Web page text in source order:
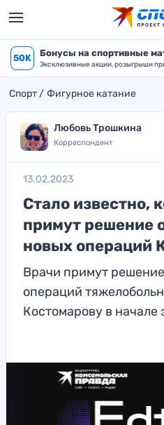
50K Бонусы на спортивные
Эксклюзивные акции, розыгрыши
Спорт Фигурное катание
Любовь Трошкина
Корреспондент
13.02.2023
Стало известно,
примут решение
новых операций
Врачи примут
операций
Костомарову в начале